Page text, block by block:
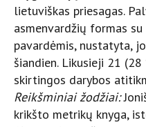
lietuviškas priesagas.
asmenvardžių formas
pavardėmis, nustatyta,
šiandien. Likusieji 21
skirtingos darybos
Reikšminiai žodžiai:
krikšto metrikų knyga,